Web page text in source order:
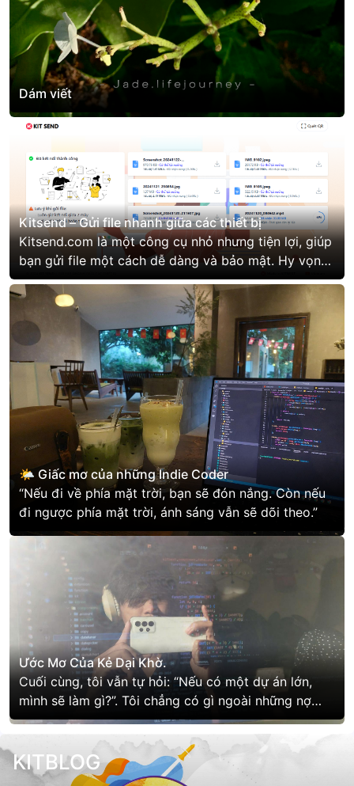
Dám viết
Kitsend – Gửi file nhanh giữa các thiết bị
Kitsend.com là một công cụ nhỏ nhưng tiện lợi, giúp
bạn gửi file một cách dễ dàng và bảo mật. Hy vọng
nó sẽ giải quyết những bất tiện mà mình từng gặp
phải, và có thể hữu ích cho bạn.
🌤️ Giấc mơ của những Indie Coder
“Nếu đi về phía mặt trời, bạn sẽ đón nắng. Còn nếu
đi ngược phía mặt trời, ánh sáng vẫn sẽ dõi theo.”
Ước Mơ Của Kẻ Dại Khờ.
Cuối cùng, tôi vẫn tự hỏi: “Nếu có một dự án lớn,
mình sẽ làm gì?”. Tôi chẳng có gì ngoài những nợ
nần và niềm đam mê. Nhưng tôi biết, chỉ cần còn
đam mê, tôi vẫn sẽ bước tiếp. "Coding and life" - đó
là cách mà kẻ dại khờ này tiếp tục.
KITBLOG